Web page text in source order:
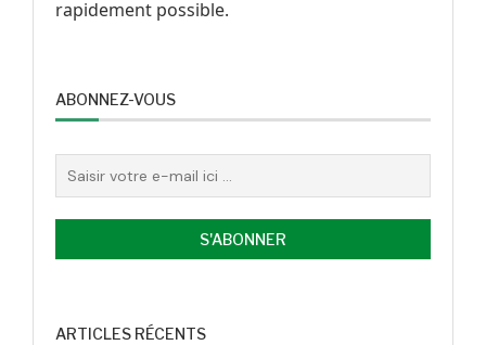
rapidement possible.
ABONNEZ-VOUS
ARTICLES RÉCENTS